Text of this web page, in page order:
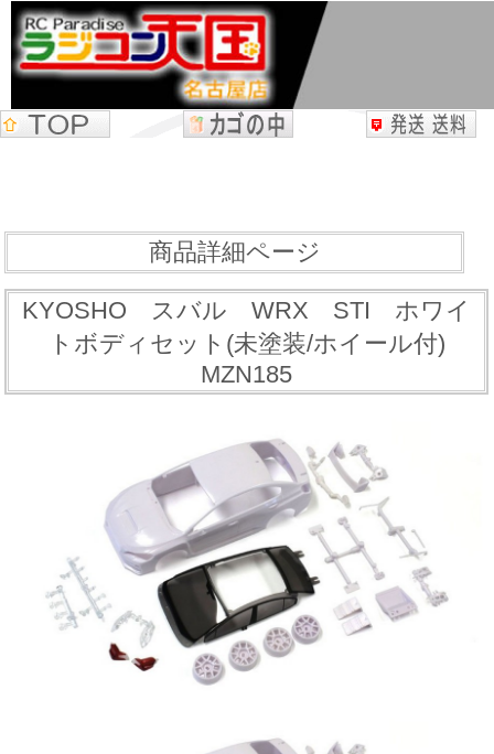
商品詳細ページ
KYOSHO スバル WRX STI ホワイ
トボディセット(未塗装/ホイール付)
MZN185